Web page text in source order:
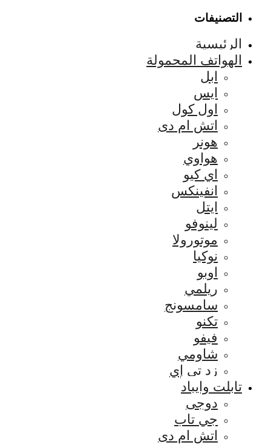
التصنيفات
الرئيسية
الهواتف المحمولة
ابل
ايس
اول كول
اتش ام دى
هونر
هواوي
اي كيو
انفينكس
ايتل
لينوفو
موتورولا
نوكيا
اوبو
ريلمي
سامسونج
تكنو
فيفو
شاومي
زد تي إي
تابلت وايباد
دوجى
جي تاب
اتش ام دى